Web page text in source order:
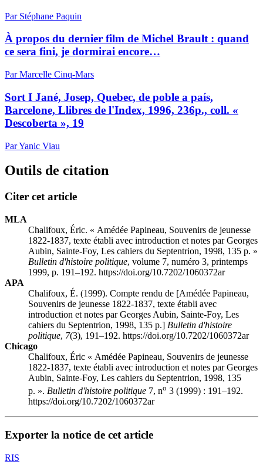
Par Stéphane Paquin
À propos du dernier film de Michel Brault : quand
ce sera fini, je dormirai encore…
Par Marcelle Cinq-Mars
Sort I Jané, Josep, Quebec, de poble a país,
Barcelone, Llibres de l'Index, 1996, 236p., coll. «
Descoberta », 19
Par Yanic Viau
Outils de citation
Citer cet article
MLA
Chalifoux, Éric. « Amédée Papineau, Souvenirs de jeunesse
1822-1837, texte établi avec introduction et notes par Georges
Aubin, Sainte-Foy, Les cahiers du Septentrion, 1998, 135 p. »
Bulletin d'histoire politique, volume 7, numéro 3, printemps
1999, p. 191–192. https://doi.org/10.7202/1060372ar
APA
Chalifoux, É. (1999). Compte rendu de [Amédée Papineau,
Souvenirs de jeunesse 1822-1837, texte établi avec
introduction et notes par Georges Aubin, Sainte-Foy, Les
cahiers du Septentrion, 1998, 135 p.] Bulletin d'histoire
politique, 7(3), 191–192. https://doi.org/10.7202/1060372ar
Chicago
Chalifoux, Éric « Amédée Papineau, Souvenirs de jeunesse
1822-1837, texte établi avec introduction et notes par Georges
Aubin, Sainte-Foy, Les cahiers du Septentrion, 1998, 135
p. ». Bulletin d'histoire politique 7, no 3 (1999) : 191–192.
https://doi.org/10.7202/1060372ar
Exporter la notice de cet article
RIS